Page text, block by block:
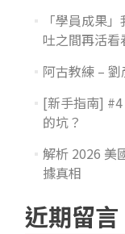
「學員成果
吐之間再活
阿古教練 – 劉
[新手指南] #4
的坑？
解析 2026 美
據真相
近期留言